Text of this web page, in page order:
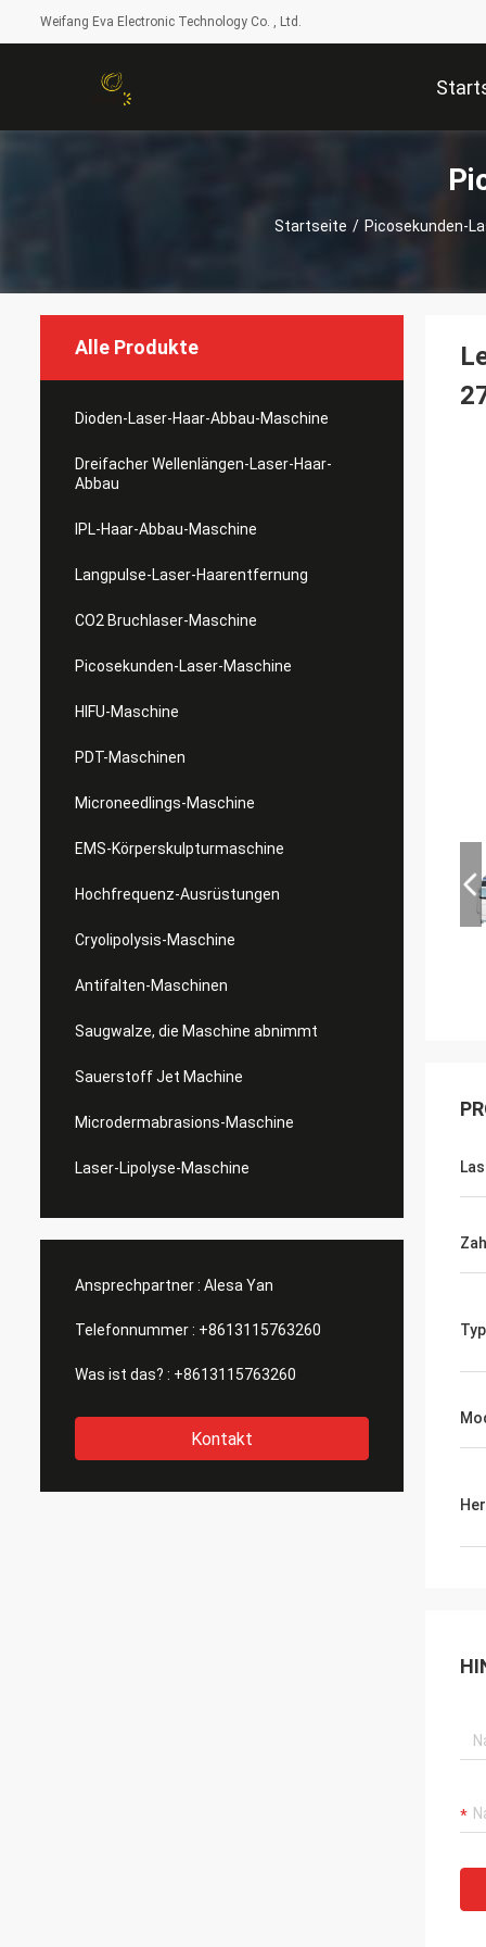
Weifang Eva Electronic Technology Co. , Ltd.
Startseite / Picosekunden-
Alle Produkte
Dioden-Laser-Haar-Abbau-Maschine
Dreifacher Wellenlängen-Laser-Haar-
Abbau
IPL-Haar-Abbau-Maschine
Langpulse-Laser-Haarentfernung
CO2 Bruchlaser-Maschine
Picosekunden-Laser-Maschine
HIFU-Maschine
PDT-Maschinen
Microneedlings-Maschine
EMS-Körperskulpturmaschine
Hochfrequenz-Ausrüstungen
Cryolipolysis-Maschine
Antifalten-Maschinen
Saugwalze, die Maschine abnimmt
Sauerstoff Jet Machine
Microdermabrasions-Maschine
Laser-Lipolyse-Maschine
Ansprechpartner : Alesa Yan
Telefonnummer : +8613115763260
Was ist das? : +8613115763260
Kontakt
Typ